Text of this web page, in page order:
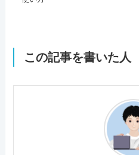
この記事を書いた人